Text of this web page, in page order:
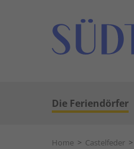
Die Feriendörfer
Home > Castelfeder >